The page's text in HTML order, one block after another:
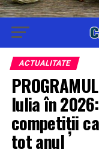
ACTUALITATE
Iulia în
competiții
tot anul